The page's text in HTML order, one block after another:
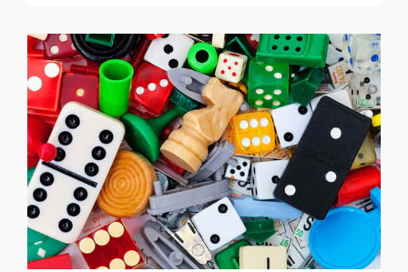
Plus d'information sur l'évènement : La dictée d'Angers